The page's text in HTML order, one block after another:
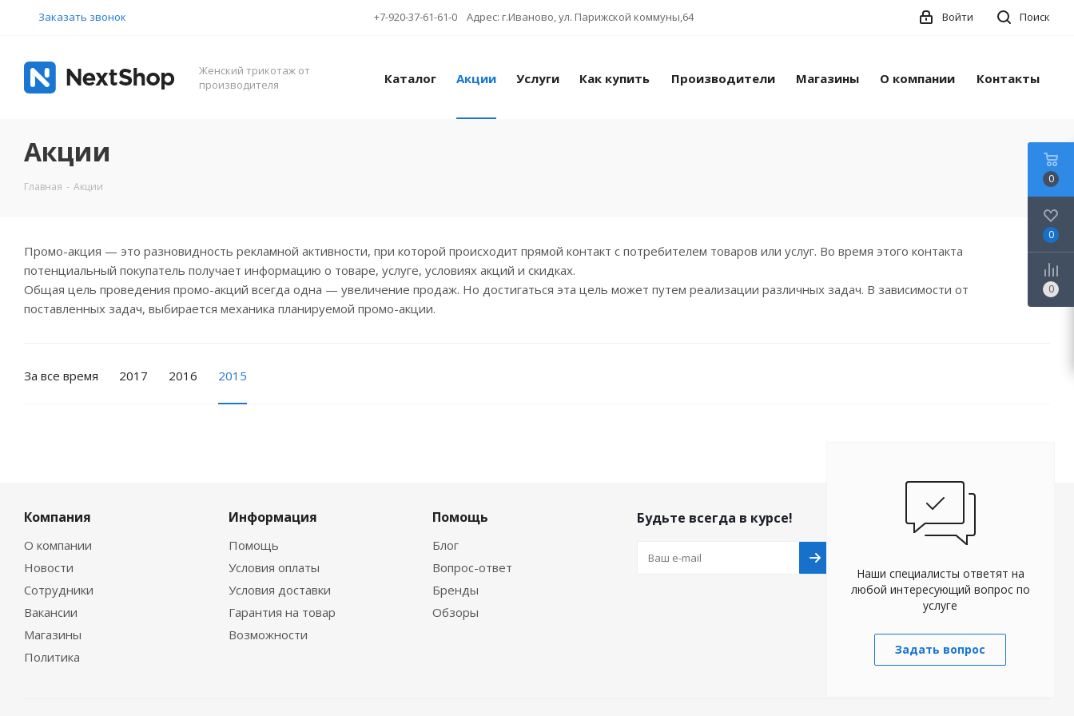
Заказать звонок +7-920-37-61-61-0 Адрес: г.Иваново, ул. Парижской коммуны,64 Поиск
Войти
Женский трикотаж от
производителя
Каталог Акции Услуги Как купить Производители Магазины О компании Контакты
Акции
Главная - Акции
Промо-акция — это разновидность рекламной активности, при которой происходит прямой контакт с потребителем товаров или услуг. Во время этого контакта
потенциальный покупатель получает информацию о товаре, услуге, условиях акций и скидках.
Общая цель проведения промо-акций всегда одна — увеличение продаж. Но достигаться эта цель может путем реализации различных задач. В зависимости от
поставленных задач, выбирается механика планируемой промо-акции.
За все время 2017 2016 2015
Наши специалисты ответят на
любой интересующий вопрос по
услуге
Задать вопрос
Компания
О компании
Новости
Сотрудники
Вакансии
Магазины
Политика
Информация
Помощь
Условия оплаты
Условия доставки
Гарантия на товар
Возможности
Помощь
Блог
Вопрос-ответ
Бренды
Обзоры
Будьте всегда в курсе! Наши контакты
+7-920-37-61-61-0
Адрес: г.Иваново, ул.
Парижской
коммуны,64
0
0
0